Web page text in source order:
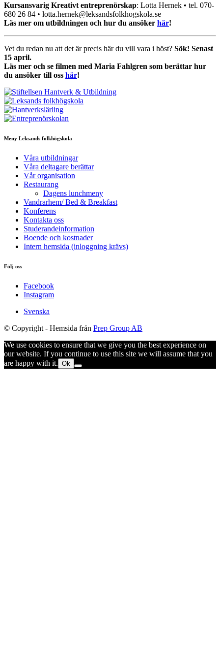
Kursansvarig Kreativt entreprenörskap: Lotta Hernek • tel. 070-
680 26 84 • lotta.hernek@leksandsfolkhogskola.se
Läs mer om utbildningen och hur du ansöker här!
Vet du redan nu att det är precis här du vill vara i höst? Sök! Senast
15 april.
Läs mer och se filmen med Maria Fahlgren som berättar hur
du ansöker till oss här!
Meny Leksands folkhögskola
Våra utbildningar
Våra deltagare berättar
Vår organisation
Restaurang
Dagens lunchmeny
Vandrarhem/ Bed & Breakfast
Konferens
Kontakta oss
Studerandeinformation
Boende och kostnader
Intern hemsida (inloggning krävs)
Följ oss
Facebook
Instagram
Svenska
© Copyright - Hemsida från Prep Group AB
We use cookies to ensure that we give you the best experience on
our website. If you continue to use this site we will assume that you
are happy with it. Ok